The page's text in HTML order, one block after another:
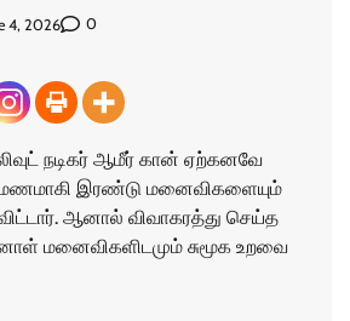
4, 2026 0
நடிகர் ஆமீர் கான் ஏற்கனவே
இரண்டு மனைவிகளையும்
ஆனால் விவாகரத்து செய்த
மனைவிகளிடமும் சுமூக உறவை